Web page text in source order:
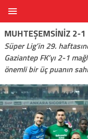
MUHTEŞEMSINIZ 2-1
Süper Lig’in 29.
Gaziantep FK’yı 2-1
önemli bir üç puanın